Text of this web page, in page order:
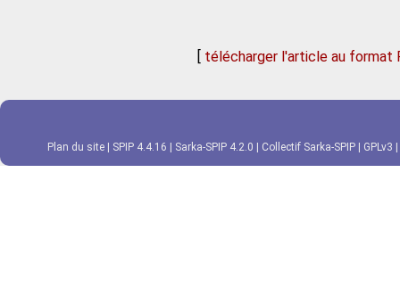
[ télécharger l'article au format
Plan du site SPIP 4.4.16 Sarka-SPIP 4.2.0 Collectif Sarka-SPIP GPLv3